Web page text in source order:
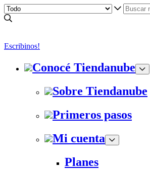
Escribinos!
Conocé Tiendanube
Sobre Tiendanube
Primeros pasos
Mi cuenta
Planes